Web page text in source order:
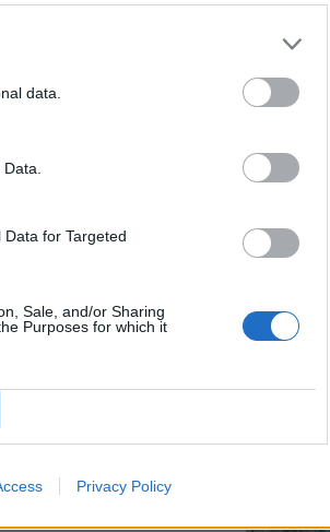
data.
for Targeted
Sale, and/or Sharing
Purposes for which it
Privacy Policy
ως
αν…
44χρονου
14χρονη –
για…
για
18:11 - 15
15:13 - 15